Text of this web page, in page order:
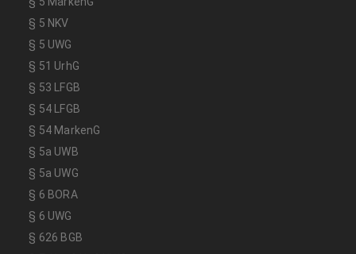
§ 5 NKV
§ 5 UWG
§ 51 UrhG
§ 53 LFGB
§ 54 LFGB
§ 54 MarkenG
§ 5a UWB
§ 5a UWG
§ 6 BORA
§ 6 UWG
§ 626 BGB